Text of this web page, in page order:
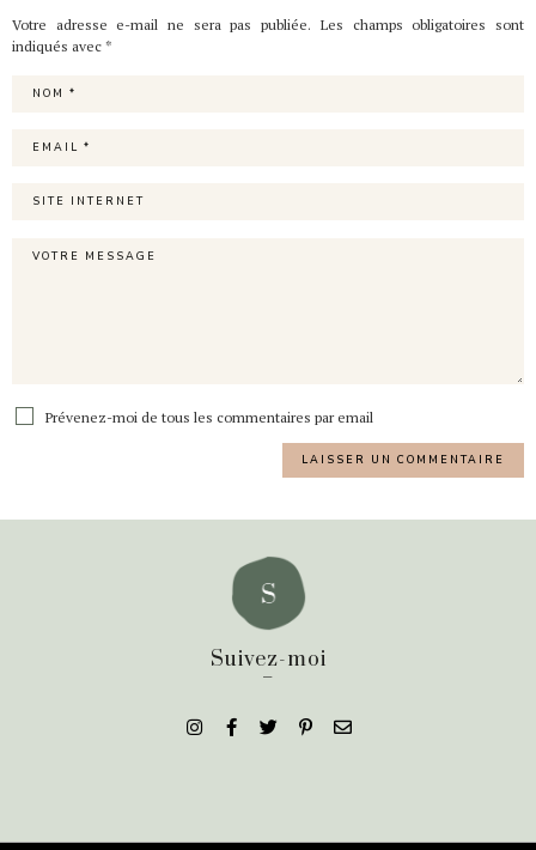
Votre adresse e-mail ne sera pas publiée. Les champs obligatoires sont
indiqués avec *
Prévenez-moi de tous les commentaires par email
Suivez-moi
_